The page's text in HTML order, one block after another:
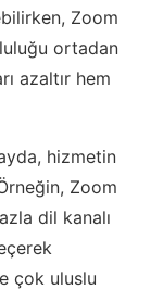
Zoom
ortadan
azaltır hem
hizmetin
Zoom
dil kanalı
çok uluslu